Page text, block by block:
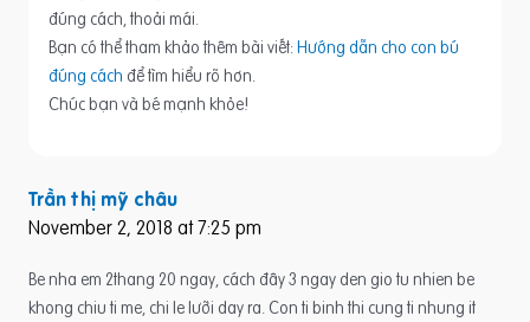
đúng cách, thoải mái.
Bạn có thể tham khảo thêm bài viết:Hướng dẫn cho con bú
đúng cách để tìm hiểu rõ hơn.
Chúc bạn và bé mạnh khỏe!
Trần thị mỹ châu
November 2, 2018 at 7:25 pm
Be nha em 2thang 20 ngay, cách đây 3 ngay den gio tu nhien be
khong chiu ti me, chi le lưỡi day ra. Con ti binh thi cung ti nhung it